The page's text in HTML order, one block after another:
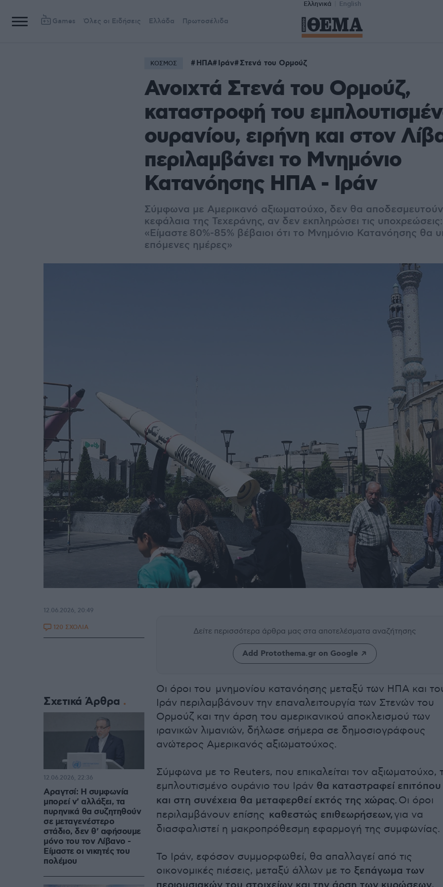
Ελληνικά English
Games Όλες οι Ειδήσεις Ελλάδα Πρωτοσέλιδα
ΚΟΣΜΟΣ ΗΠΑ Ιράν Στενά του Ορμούζ
Ανοιχτά Στενά του Ορμούζ,
καταστροφή του
ουρανίου, ειρήνη και στον
περιλαμβάνει το Μνημόνιο
Κατανόησης ΗΠΑ - Ιράν
Σύμφωνα με Αμερικανό αξιωματούχο, δεν θα
κεφάλαια της Τεχεράνης, αν δεν εκπληρώσει τις υποχρεώσεις:
«Είμαστε 80%-85% βέβαιοι ότι το Μνημόνιο Κατανόησης θα
επόμενες ημέρες»
Δείτε περισσότερα άρθρα μας στα αποτελέσματα αναζήτησης
Add Protothema.gr on Google
Οι όροι του μνημονίου κατανόησης μεταξύ των ΗΠΑ και
Ιράν περιλαμβάνουν την επαναλειτουργία των Στενών του
Ορμούζ και την άρση του αμερικανικού αποκλεισμού των
ιρανικών λιμανιών, δήλωσε σήμερα σε δημοσιογράφους
ανώτερος Αμερικανός αξιωματούχος.
Σύμφωνα με το Reuters, που επικαλείται τον αξιωματούχο,
εμπλουτισμένο ουράνιο του Ιράν θα καταστραφεί επιτόπου
και στη συνέχεια θα μεταφερθεί εκτός της χώρας. Οι όροι
περιλαμβάνουν επίσης καθεστώς επιθεωρήσεων, για να
διασφαλιστεί η μακροπρόθεσμη εφαρμογή της συμφωνίας.
Το Ιράν, εφόσον συμμορφωθεί, θα απαλλαγεί από τις
οικονομικές πιέσεις, μεταξύ άλλων με το ξεπάγωμα των
12.06.2026, 20:49
120 ΣΧΟΛΙΑ
Σχετικά Άρθρα
Αραγτσί: Η συμφωνία
μπορεί ν' αλλάξει, τα
πυρηνικά θα συζητηθούν
σε μεταγενέστερο
στάδιο, δεν θ' αφήσουμε
μόνο του τον Λίβανο -
Είμαστε οι νικητές του
πολέμου
12.06.2026, 22:36